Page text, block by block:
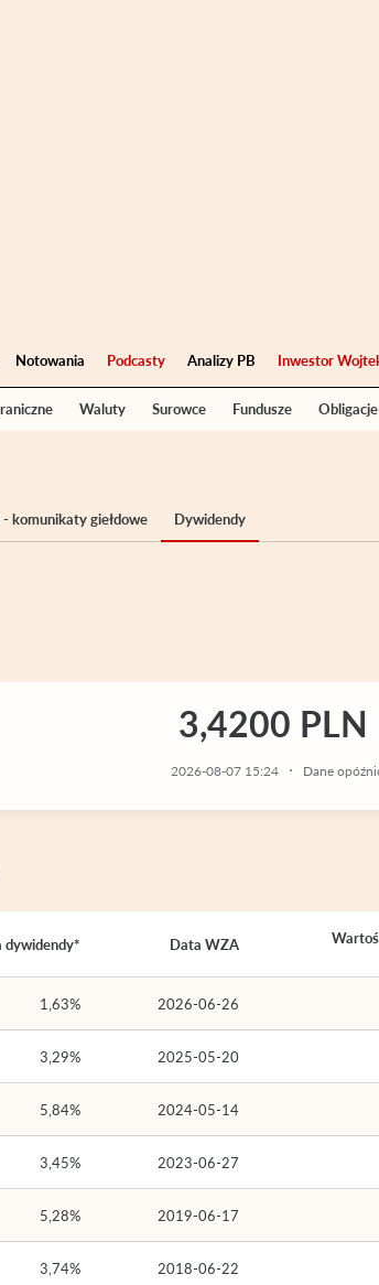
Notowania Podcasty Analizy PB Inwestor
Waluty Surowce Fundusze Obligacje
- komunikaty giełdowe Dywidendy
3,4200 PLN
2026-08-07 15:24 Dane
dywidendy* Data WZA
1,63% 2026-06-26
3,29% 2025-05-20
5,84% 2024-05-14
3,45% 2023-06-27
5,28% 2019-06-17
3,74% 2018-06-22